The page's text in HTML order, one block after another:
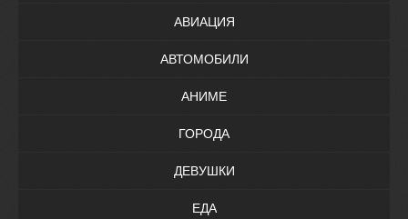
АВИАЦИЯ
АВТОМОБИЛИ
АНИМЕ
ГОРОДА
ДЕВУШКИ
ЕДА